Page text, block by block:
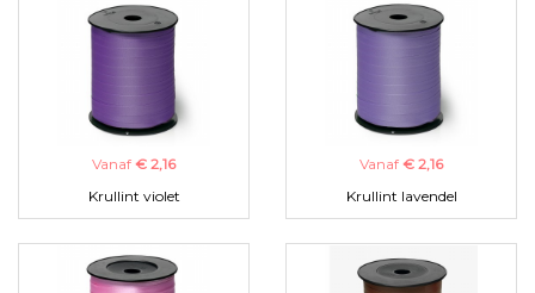
Vanaf € 2,16
Krullint violet
Vanaf € 2,16
Krullint lavendel